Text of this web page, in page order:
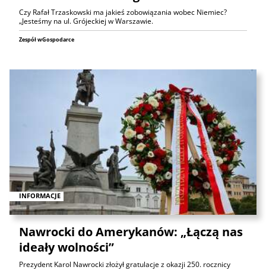
Czy Rafał Trzaskowski ma jakieś zobowiązania wobec Niemiec?
„Jesteśmy na ul. Grójeckiej w Warszawie.
Zespół wGospodarce
INFORMACJE
Nawrocki do Amerykanów: „Łączą nas
ideały wolności”
Prezydent Karol Nawrocki złożył gratulacje z okazji 250. rocznicy